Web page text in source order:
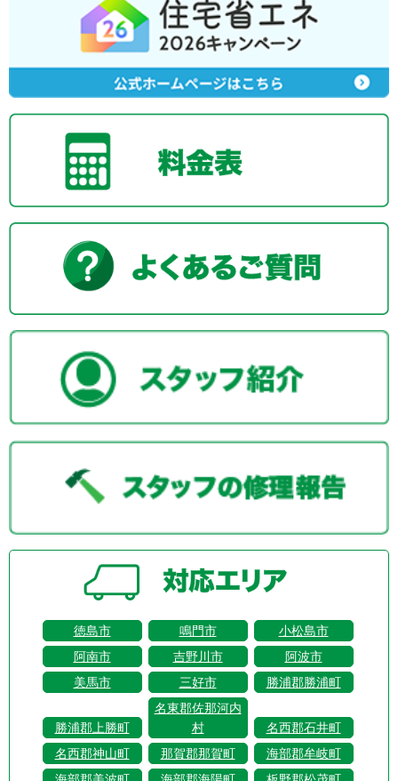
徳島市 鳴門市
小松島市
阿南市
吉野川市
阿波市
美馬市
三好市 勝浦郡勝浦町
勝浦郡上勝町
名東郡佐那河内
村
名西郡石井町
名西郡神山町
那賀郡那賀町
海部郡牟岐町